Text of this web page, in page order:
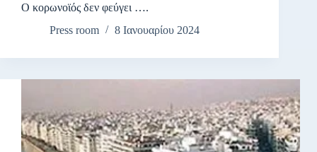
Ο κορωνοϊός δεν φεύγει ….
Press room
8 Ιανουαρίου 2024